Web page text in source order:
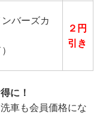
ンバーズカ
２ 円
引き
に！
車も会員価格にな